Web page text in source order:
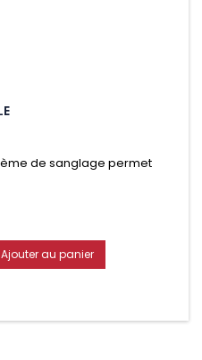
de sanglage permet
en moins d’une
Ajouter au panier